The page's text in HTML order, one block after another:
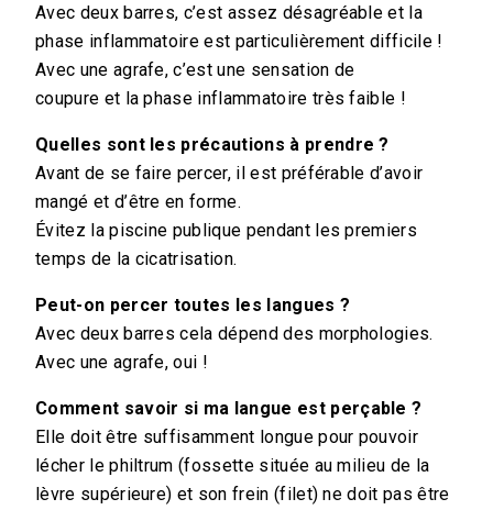
Avec deux barres, c’est assez désagréable et la
phase inflammatoire est particulièrement difficile !
Avec une agrafe, c’est une sensation de
coupure et la phase inflammatoire très faible !
Quelles sont les précautions à prendre ?
Avant de se faire percer, il est préférable d’avoir
mangé et d’être en forme.
Évitez la piscine publique pendant les premiers
temps de la cicatrisation.
Peut-on percer toutes les langues ?
Avec deux barres cela dépend des morphologies.
Avec une agrafe, oui !
Comment savoir si ma langue est perçable ?
Elle doit être suffisamment longue pour pouvoir
lécher le philtrum (fossette située au milieu de la
lèvre supérieure) et son frein (filet) ne doit pas être